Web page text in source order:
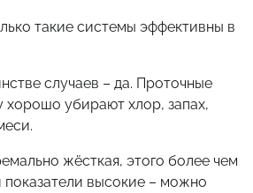
такие системы эффективны в
случаев – да. Проточные
хорошо убирают хлор, запах,
жёсткая, этого более чем
показатели высокие – можно